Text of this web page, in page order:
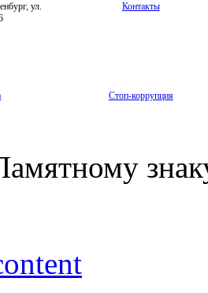
ул.
Контакты
Стоп-коррупция